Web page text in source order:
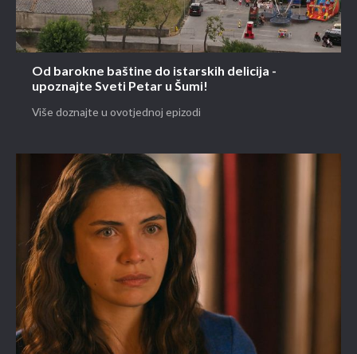
Od barokne baštine do istarskih delicija -
upoznajte Sveti Petar u Šumi!
Više doznajte u ovotjednoj epizodi